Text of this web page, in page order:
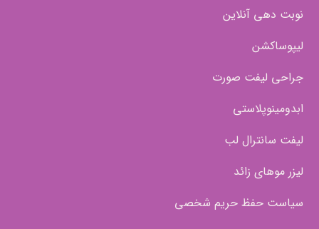
نوبت دهی آنلاین
لیپوساکشن
جراحی لیفت صورت
ابدومینوپلاستی
لیفت سانترال لب
لیزر موهای زائد
سیاست حفظ حریم شخصی